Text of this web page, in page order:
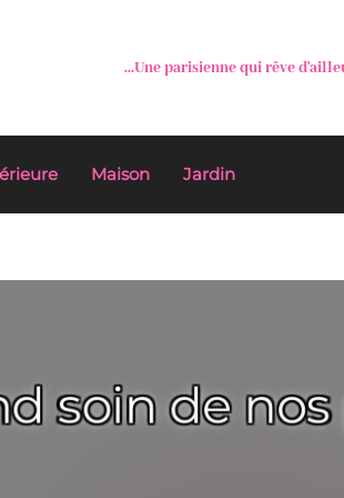
...Une parisienne qui rêve
Maison Jardin
soin de